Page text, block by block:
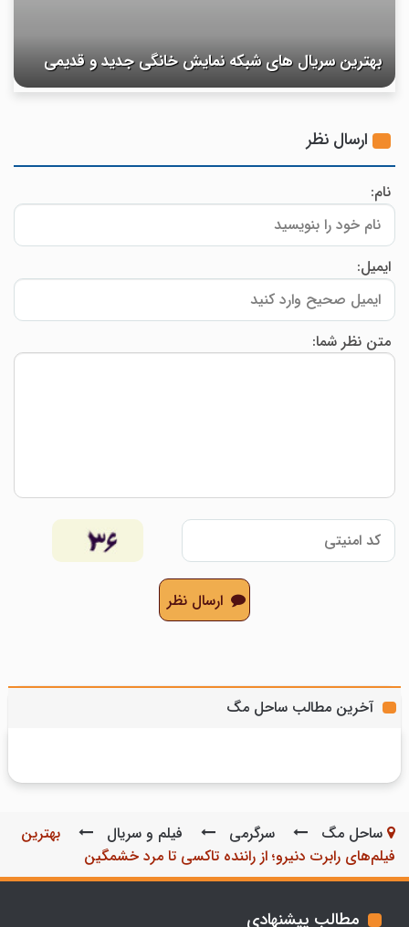
بهترین سریال های شبکه نمایش خانگی جدید و قدیمی
ارسال نظر
نام:
ایمیل:
متن نظر شما:
ارسال نظر
آخرین مطالب ساحل مگ
۱۳۳ مدل ناخن میلکی؛ ایده‌های شیک و ترند برای
ناخن‌های کوتاه و بلند
مدل بافت مو شیک؛ 16 ایده جذاب برای موهای بلند و
کوتاه
19 بازیگر زن زیبا و مشهور هندی؛ ستاره‌های خیره‌کننده
بهترین فیلم‌های کلینت ایستوود؛ مروری بر میراث اسطوره
ساحل مگ سرگرمی فیلم و سریال
بهترین
فیلم‌های رابرت دنیرو؛ از راننده تاکسی تا مرد خشمگین
مطالب پیشنهادی